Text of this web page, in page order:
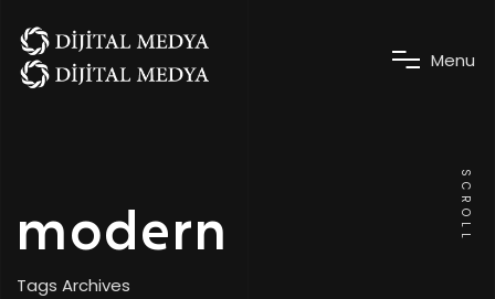
Menu
modern
Tags Archives
SCROLL